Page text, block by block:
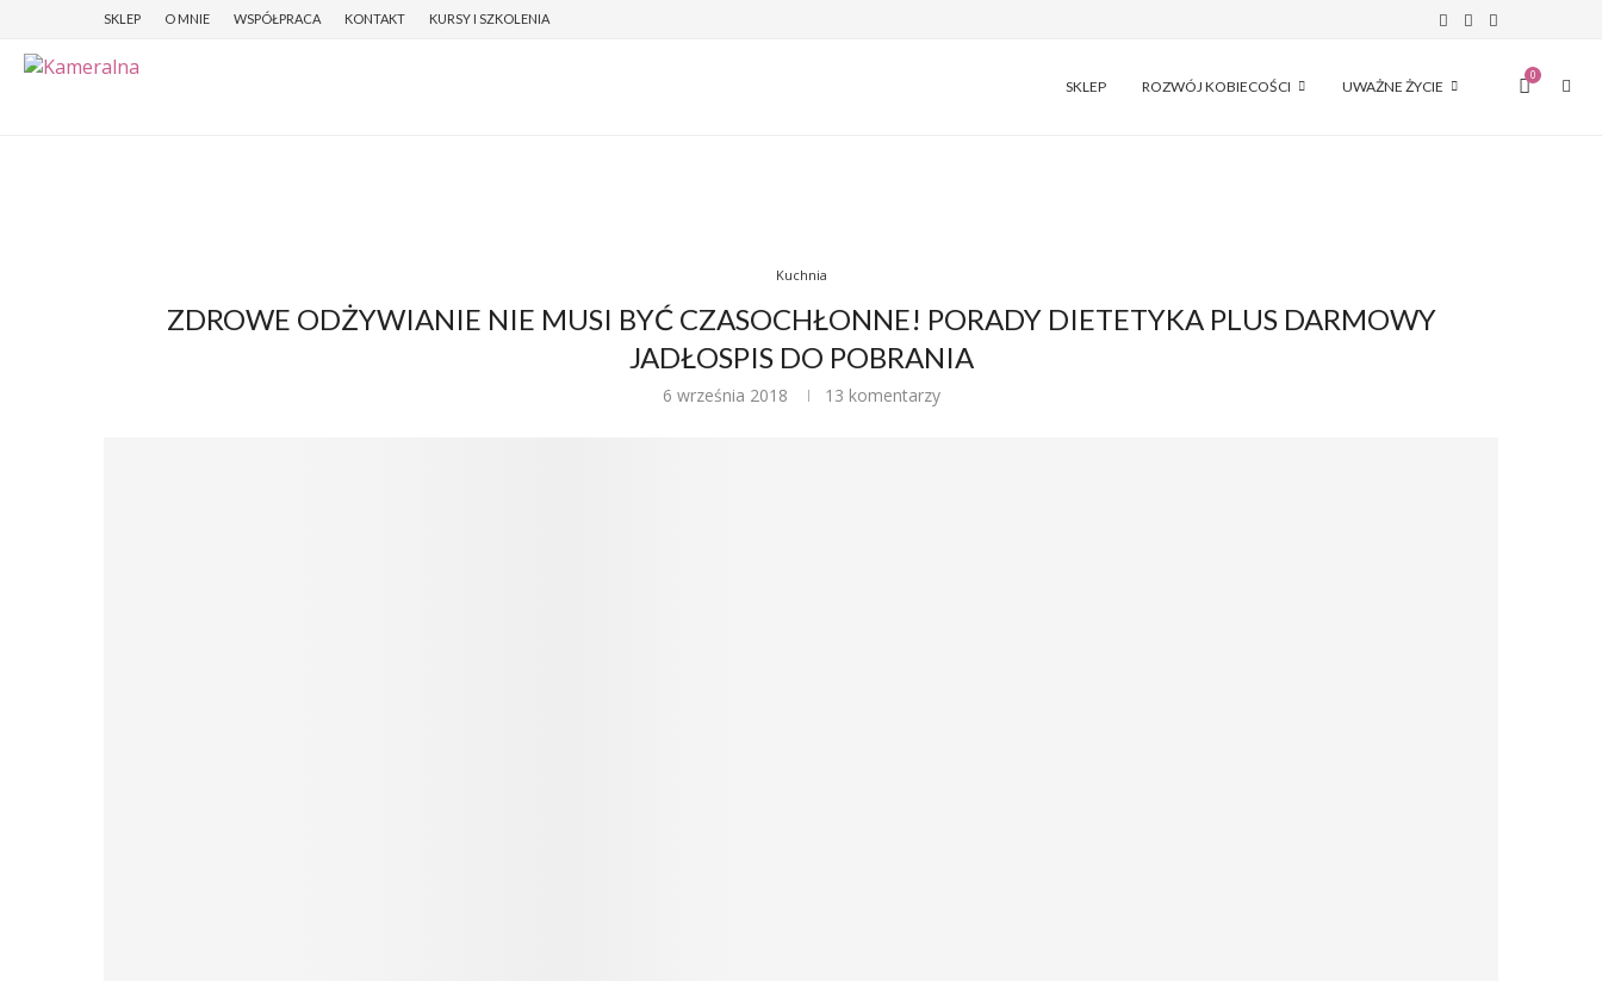
SKLEP O MNIE WSPÓŁPRACA KONTAKT KURSY I SZKOLENIA
SKLEP ROZWÓJ KOBIECOŚCI UWAŻNE ŻYCIE
0
Kuchnia
ZDROWE ODŻYWIANIE NIE MUSI BYĆ CZASOCHŁONNE! PORADY DIETETYKA PLUS DARMOWY
JADŁOSPIS DO POBRANIA
6 września 2018 13 komentarzy